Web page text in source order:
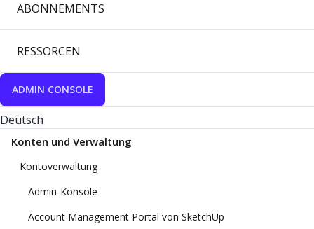
ABONNEMENTS
RESSORCEN
ADMIN CONSOLE
Deutsch
Konten und Verwaltung
Kontoverwaltung
Admin-Konsole
Account Management Portal von SketchUp